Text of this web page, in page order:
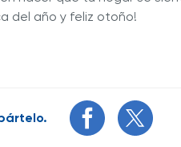
del año y feliz otoño!